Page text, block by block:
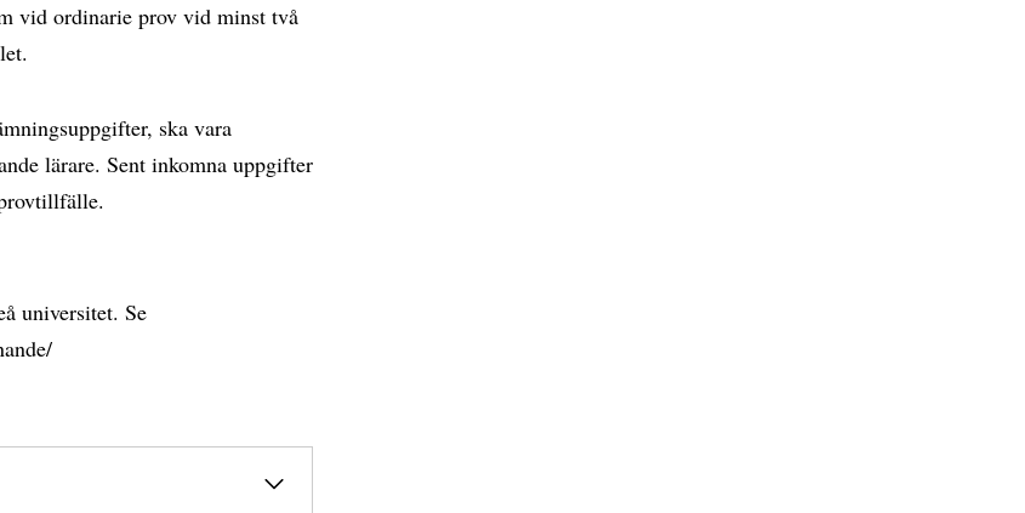
vid ordinarie prov vid minst två
ska vara
lärare. Sent inkomna uppgifter
universitet. Se